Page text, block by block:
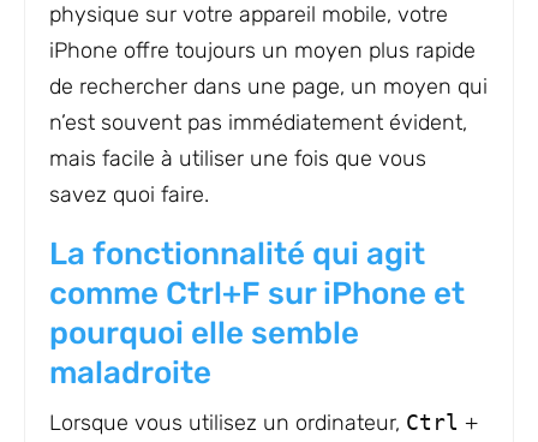
physique sur votre appareil mobile, votre
iPhone offre toujours un moyen plus rapide
de rechercher dans une page, un moyen qui
n’est souvent pas immédiatement évident,
mais facile à utiliser une fois que vous
savez quoi faire.
La fonctionnalité qui agit
comme Ctrl+F sur iPhone et
pourquoi elle semble
maladroite
Lorsque vous utilisez un ordinateur, Ctrl +